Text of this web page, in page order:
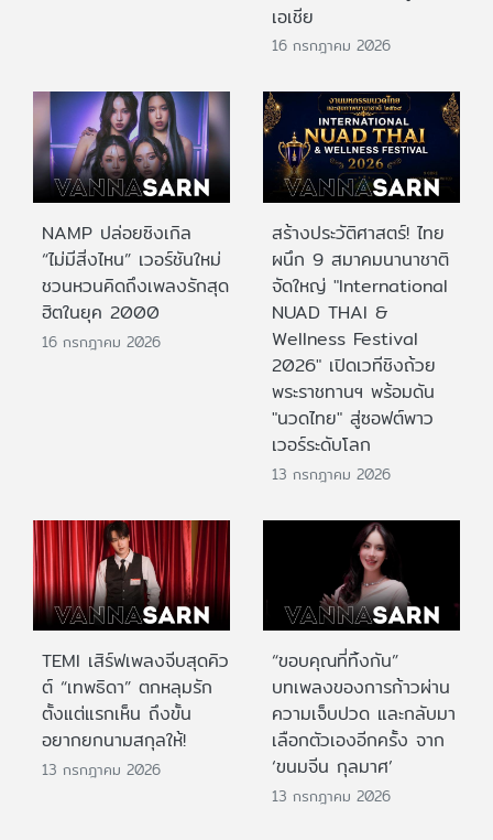
เอเชีย
16 กรกฎาคม 2026
NAMP ปล่อยซิงเกิล
“ไม่มีสิ่งไหน” เวอร์ชันใหม่
ชวนหวนคิดถึงเพลงรักสุด
ฮิตในยุค 2000
16 กรกฎาคม 2026
สร้างประวัติศาสตร์! ไทย
ผนึก 9 สมาคมนานาชาติ
จัดใหญ่ "International
NUAD THAI &
Wellness Festival
2026" เปิดเวทีชิงถ้วย
พระราชทานฯ พร้อมดัน
"นวดไทย" สู่ซอฟต์พาว
เวอร์ระดับโลก
13 กรกฎาคม 2026
TEMI เสิร์ฟเพลงจีบสุดคิว
ต์ “เทพธิดา” ตกหลุมรัก
ตั้งแต่แรกเห็น ถึงขั้น
อยากยกนามสกุลให้!
13 กรกฎาคม 2026
“ขอบคุณที่ทิ้งกัน”
บทเพลงของการก้าวผ่าน
ความเจ็บปวด และกลับมา
เลือกตัวเองอีกครั้ง จาก
‘ขนมจีน กุลมาศ’
13 กรกฎาคม 2026